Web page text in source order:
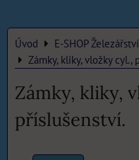
Úvod
E-SHOP Železářství
Zámky, kliky, vložky cyl.,
Zámky, kliky,
příslušenství.